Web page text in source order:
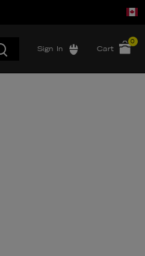
Sign In Cart
0